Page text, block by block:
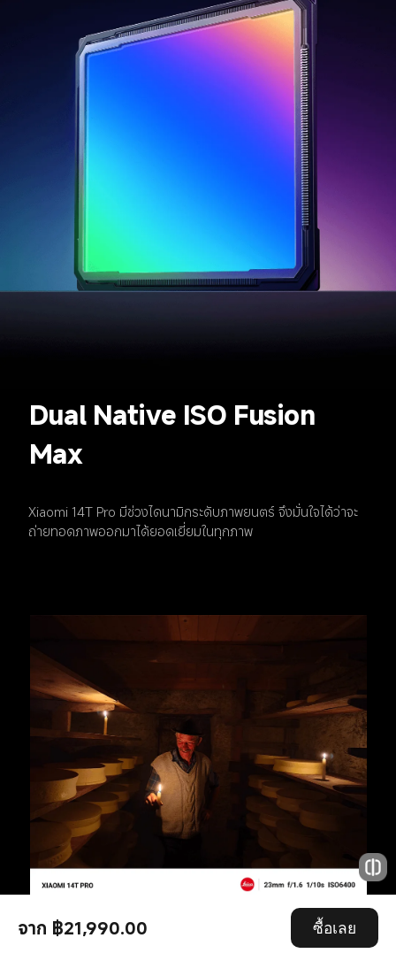
จาก ฿21,990.00 ซื้อเลย
Dual Native ISO Fusion
Max
Xiaomi 14T Pro มีช่วงไดนามิกระดับภาพยนตร์ จึงมั่นใจได้ว่าจะ
ถ่ายทอดภาพออกมาได้ยอดเยี่ยมในทุกภาพ